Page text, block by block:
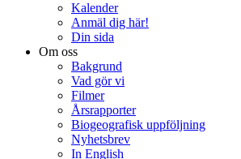
Kalender
Anmäl dig här!
Din sida
Om oss
Bakgrund
Vad gör vi
Filmer
Årsrapporter
Biogeografisk uppföljning
Nyhetsbrev
In English